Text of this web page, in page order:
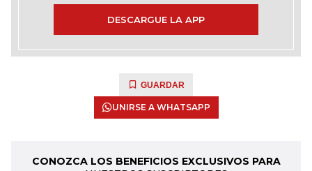
DESCARGUE LA APP
GUARDAR
UNIRSE A WHATSAPP
CONOZCA LOS BENEFICIOS EXCLUSIVOS PARA